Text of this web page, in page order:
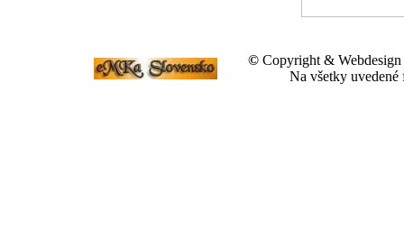
©Copyright & Webdesign
Na všetky